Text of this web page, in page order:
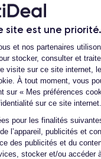
site est une priorité.
du
et nos partenaires
stocker, consulter et
visite sur ce site internet,
À tout moment, vous
sur « Mes préférences
sur ce site internet.
pour les finalités
l’appareil, publicités et
des publicités et du
stocker et/ou accéder
votre ancien
bancaire, pouvant
estimation
les instructions
sera